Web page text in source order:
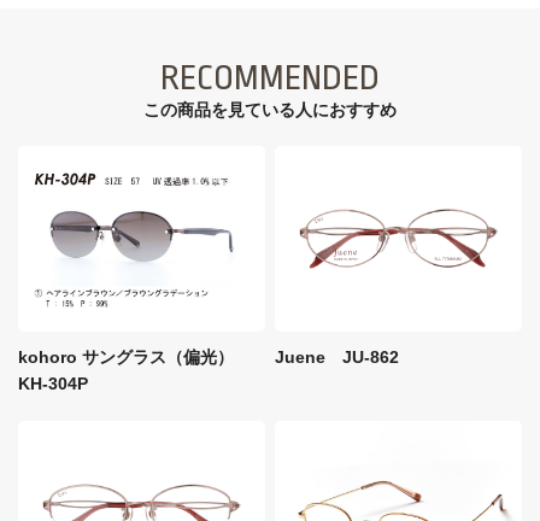
RECOMMENDED
この商品を見ている⼈におすすめ
kohoro サングラス（偏光）
KH-304P
Juene JU-862